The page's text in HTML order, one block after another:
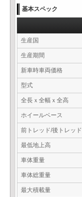
基本スペック
生産国
生産期間
新車時車両価格
型式
全長ｘ全幅ｘ全高
ホイールベース
前トレッド/後トレッド
最低地上高
車体重量
車体総重量
最大積載量